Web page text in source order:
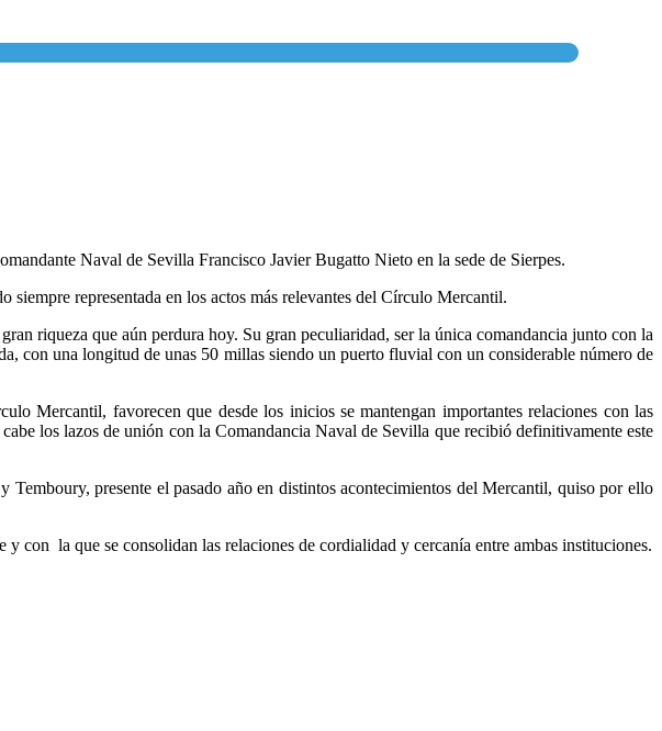
Naval de Sevilla Francisco Javier Bugatto Nieto en la sede de Sierpes.
representada en los actos más relevantes del Círculo Mercantil.
riqueza que aún perdura hoy. Su gran peculiaridad, ser la única comandancia junto con la
con una longitud de unas 50 millas siendo un puerto fluvial con un considerable número de
Mercantil, favorecen que desde los inicios se mantengan importantes relaciones con las
los lazos de unión con la Comandancia Naval de Sevilla que recibió definitivamente este
presente el pasado año en distintos acontecimientos del Mercantil, quiso por ello
con la que se consolidan las relaciones de cordialidad y cercanía entre ambas instituciones.